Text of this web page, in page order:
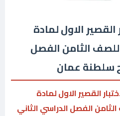
القصير الاول لمادة
للصف الثامن الفصل
سلطنة عمان
القصير الاول لمادة
الفصل الدراسي الثاني